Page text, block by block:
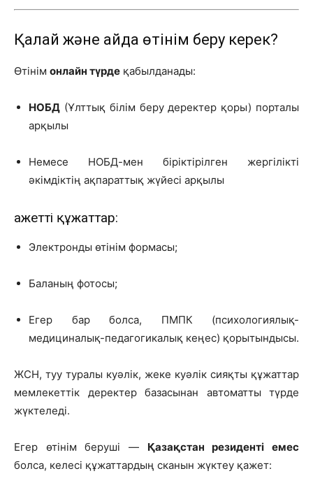
Қалай және қайда өтінім беру керек?
Өтінім онлайн түрде қабылданады:
НОБД (Ұлттық білім беру деректер қоры) порталы
арқылы
Немесе НОБД-мен біріктірілген жергілікті
әкімдіктің ақпараттық жүйесі арқылы
Қажетті құжаттар:
Электронды өтінім формасы;
Баланың фотосы;
Егер бар болса, ПМПК (психологиялық-
медициналық-педагогикалық кеңес) қорытындысы.
ЖСН, туу туралы куәлік, жеке куәлік сияқты құжаттар
мемлекеттік деректер базасынан автоматты түрде
жүктеледі.
Егер өтінім беруші — Қазақстан резиденті емес
болса, келесі құжаттардың сканын жүктеу қажет: